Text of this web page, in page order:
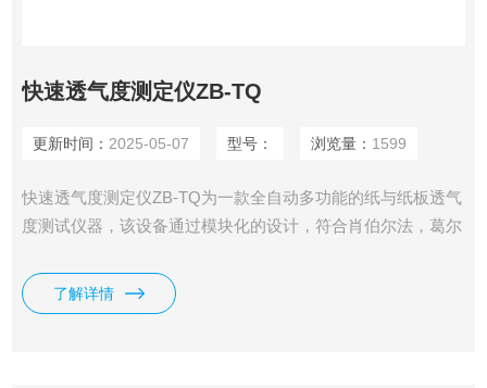
快速透气度测定仪ZB-TQ
更新时间： 2025-05-07 型号： 浏览量： 1599
快速透气度测定仪ZB-TQ为一款全自动多功能的纸与纸板透气
度测试仪器，该设备通过模块化的设计，符合肖伯尔法，葛尔
测量面积，自动读数，自动计算透气度。测试原理：设备自动
调整到设定压差，并在压差稳定后自动读取气体流量.
了解详情